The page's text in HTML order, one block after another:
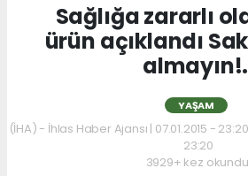
Sağlığa zararlı
ürün açıklandı
YAŞAM
(İHA) - İhlas Haber Ajansı | 07.01.2015 -
23:20
3929+ kez